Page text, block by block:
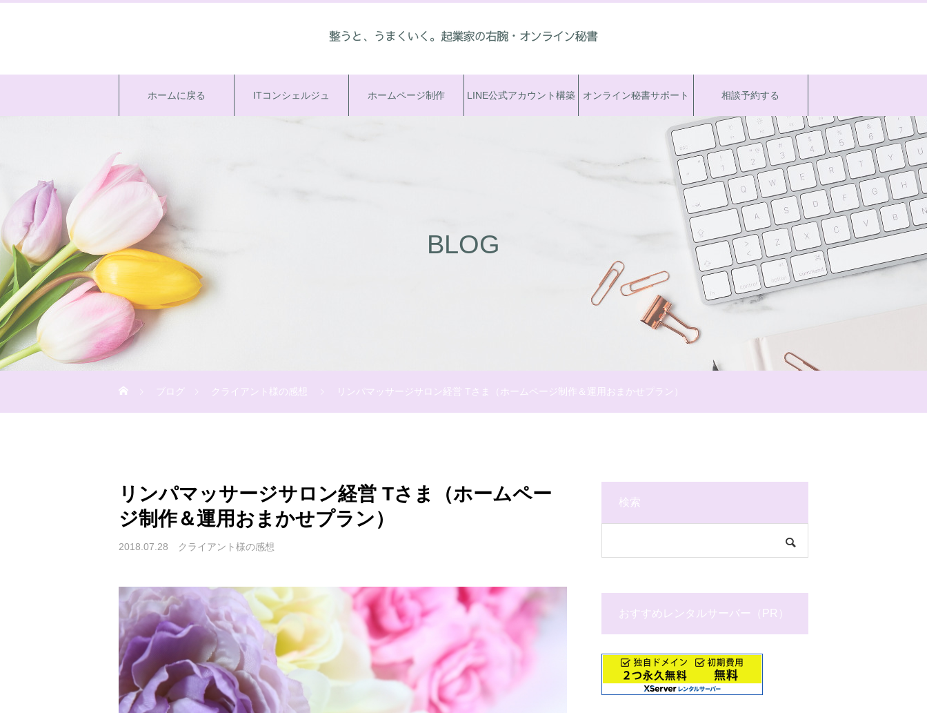
ホームに戻る ITコンシェルジュ ホームページ制作 LINE公式アカウント構築 オンライン秘書サポート 相談予約する
BLOG
ブログ クライアント様の感想 リンパマッサージサロン経営 Tさま（ホームページ制作＆運用おまかせプラン）
リンパマッサージサロン経営 Tさま（ホームペー
ジ制作＆運用おまかせプラン）
2018.07.28 クライアント様の感想
検索
おすすめレンタルサーバー（PR）